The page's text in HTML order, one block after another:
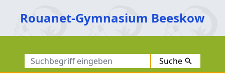
Rouanet-Gymnasium Beeskow
Suche